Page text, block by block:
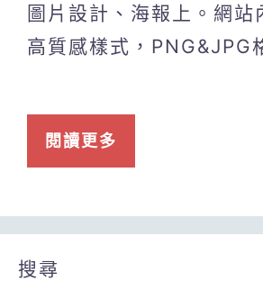
圖片設計、海報上。網站
高質感樣式，PNG&JPG
閱讀更多
搜尋